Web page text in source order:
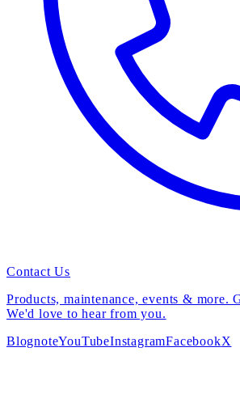
Contact Us
Products, maintenance, events & more.
We'd love to hear from you.
BlognoteYouTubeInstagramFacebookX